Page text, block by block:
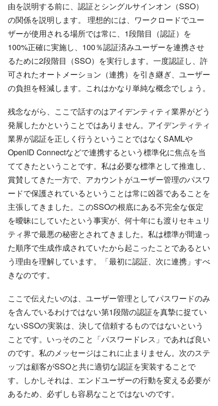
由を説明する前に、認証とシングルサインオン（SSO）
の関係を説明します。 理想的には、ワークロードでユー
ザーが使用される場所では常に、1段階目（認証）を
100%正確に実施し、100％認証済みユーザーを連携させ
るために2段階目（SSO）を実行します。一度認証し、許
可されたオートメーション（連携）を引き継ぎ、ユーザー
の負担を軽減します。これはかなり単純な概念でしょう。
残念ながら、ここで話すのはアイデンティティ業界がどう
発展したかということではありません。アイデンティティ
業界が認証を正しく行うということではなくSAMLや
OpenID Connectなどで連携するという標準化に焦点を当
ててきたということです。私は必要な標準として推進し、
賞賛してきた一方で、アカウントがユーザー管理のパスワ
ードで保護されているということは常に凶器であることを
主張してきました。このSSOの根底にある不完全な仮定
を曖昧にしていたという事実が、何十年にも渡りセキュリ
ティ界で最悪の秘密とされてきました。私は標準が間違っ
た順序で生成作成されていたから起こったことであるとい
う理由を理解しています。「最初に認証、次に連携」すべ
きなのです。
ここで伝えたいのは、ユーザー管理としてパスワードのみ
を含んでいるわけではない第1段階の認証を真摯に捉てい
ないSSOの実装は、決して信頼するものではないという
ことです。いっそのこと「パスワードレス」であれば良い
のです。私のメッセージはこれに止まりません。次のステ
ップは顧客がSSOと共に適切な認証を実装することで
す。しかしそれは、エンドユーザーの行動を変える必要が
あるため、必ずしも容易なことではないのです。